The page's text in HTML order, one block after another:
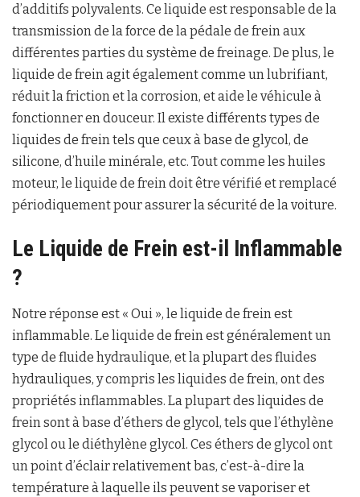
d’additifs polyvalents. Ce liquide est responsable de la
transmission de la force de la pédale de frein aux
différentes parties du système de freinage. De plus, le
liquide de frein agit également comme un lubrifiant,
réduit la friction et la corrosion, et aide le véhicule à
fonctionner en douceur. Il existe différents types de
liquides de frein tels que ceux à base de glycol, de
silicone, d’huile minérale, etc. Tout comme les huiles
moteur, le liquide de frein doit être vérifié et remplacé
périodiquement pour assurer la sécurité de la voiture.
Le Liquide de Frein est-il Inflammable
?
Notre réponse est « Oui », le liquide de frein est
inflammable. Le liquide de frein est généralement un
type de fluide hydraulique, et la plupart des fluides
hydrauliques, y compris les liquides de frein, ont des
propriétés inflammables. La plupart des liquides de
frein sont à base d’éthers de glycol, tels que l’éthylène
glycol ou le diéthylène glycol. Ces éthers de glycol ont
un point d’éclair relativement bas, c’est-à-dire la
température à laquelle ils peuvent se vaporiser et